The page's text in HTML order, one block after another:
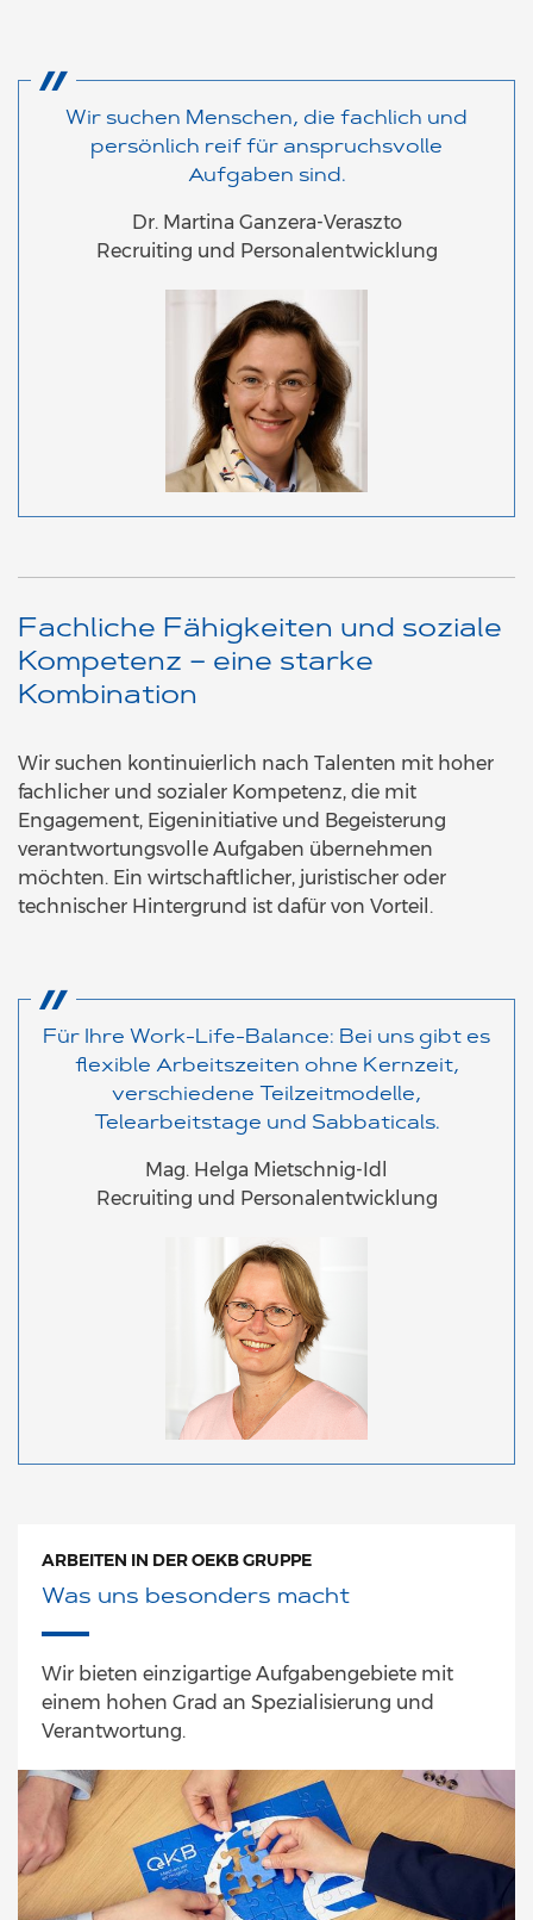
Wir suchen Menschen, die fachlich und
persönlich reif für anspruchsvolle
Aufgaben sind.
Dr. Martina Ganzera-Veraszto
Recruiting und Personalentwicklung
Fachliche Fähigkeiten und soziale
Kompetenz – eine starke
Kombination
Wir suchen kontinuierlich nach Talenten mit hoher
fachlicher und sozialer Kompetenz, die mit
Engagement, Eigeninitiative und Begeisterung
verantwortungsvolle Aufgaben übernehmen
möchten. Ein wirtschaftlicher, juristischer oder
technischer Hintergrund ist dafür von Vorteil.
Für Ihre Work-Life-Balance: Bei uns gibt es
flexible Arbeitszeiten ohne Kernzeit,
verschiedene Teilzeitmodelle,
Telearbeitstage und Sabbaticals.
Mag. Helga Mietschnig-Idl
Recruiting und Personalentwicklung
ARBEITEN IN DER OEKB GRUPPE
Was uns besonders macht
Wir bieten einzigartige Aufgabengebiete mit
einem hohen Grad an Spezialisierung und
Verantwortung.